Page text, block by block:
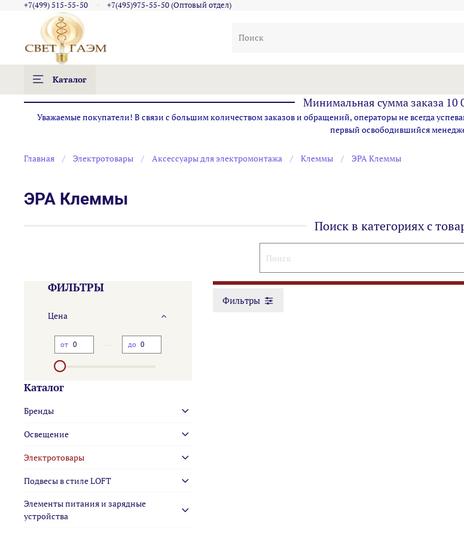
+7(499) 515-55-50 +7(495)975-55-50 (Оптовый отдел)
Каталог
Минимальная сумма заказа 10
Уважаемые покупатели! В связи с большим количеством заказов и обращений, операторы не всегда
первый освободившийся
Главная Электротовары Аксессуары для электромонтажа Клеммы ЭРА Клеммы
ЭРА Клеммы
Поиск в категориях с
Фильтры
ФИЛЬТРЫ
Цена
от до
Каталог
Бренды
Освещение
Электротовары
Подвесы в стиле LOFT
Элементы питания и зарядные
устройства